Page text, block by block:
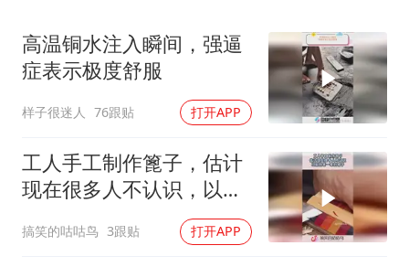
22岁女生独闯南太行失联12天
万岁山接盘烂尾恒大文旅城
习近平心系体育强国建设
高温铜水注入瞬间，强逼
症表示极度舒服
样子很迷人 76跟贴 打开APP
工人手工制作篦子，估计
现在很多人不认识，以前
搞笑的咕咕鸟 3跟贴 打开APP